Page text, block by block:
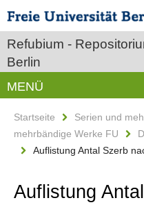
Refubium -
Berlin
MENÜ
Startseite Serien und
mehrbändige Werke FU
Auflistung Antal Szerb
Auflistung